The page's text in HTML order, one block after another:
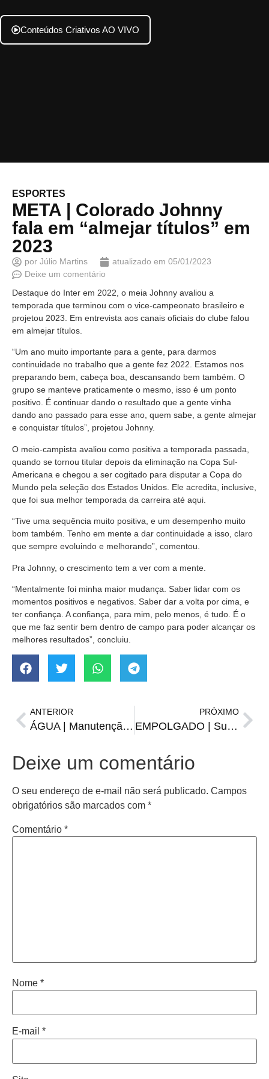
Conteúdos Criativos AO VIVO
ESPORTES
META | Colorado Johnny
fala em “almejar títulos” em
2023
por Júlio Martins atualizado em 05/01/2023
Deixe um comentário
Destaque do Inter em 2022, o meia Johnny avaliou a
temporada que terminou com o vice-campeonato brasileiro e
projetou 2023. Em entrevista aos canais oficiais do clube falou
em almejar títulos.
“Um ano muito importante para a gente, para darmos
continuidade no trabalho que a gente fez 2022. Estamos nos
preparando bem, cabeça boa, descansando bem também. O
grupo se manteve praticamente o mesmo, isso é um ponto
positivo. É continuar dando o resultado que a gente vinha
dando ano passado para esse ano, quem sabe, a gente almejar
e conquistar títulos”, projetou Johnny.
O meio-campista avaliou como positiva a temporada passada,
quando se tornou titular depois da eliminação na Copa Sul-
Americana e chegou a ser cogitado para disputar a Copa do
Mundo pela seleção dos Estados Unidos. Ele acredita, inclusive,
que foi sua melhor temporada da carreira até aqui.
“Tive uma sequência muito positiva, e um desempenho muito
bom também. Tenho em mente a dar continuidade a isso, claro
que sempre evoluindo e melhorando”, comentou.
Pra Johnny, o crescimento tem a ver com a mente.
“Mentalmente foi minha maior mudança. Saber lidar com os
momentos positivos e negativos. Saber dar a volta por cima, e
ter confiança. A confiança, para mim, pelo menos, é tudo. É o
que me faz sentir bem dentro de campo para poder alcançar os
melhores resultados”, concluiu.
ANTERIOR
ÁGUA | Manutenção da ETA pode causar desabastecimento
PRÓXIMO
EMPOLGADO | Suárez se diz surpreso com recepção da torcida Tricolor
Deixe um comentário
O seu endereço de e-mail não será publicado. Campos
obrigatórios são marcados com *
Comentário *
Nome *
E-mail *